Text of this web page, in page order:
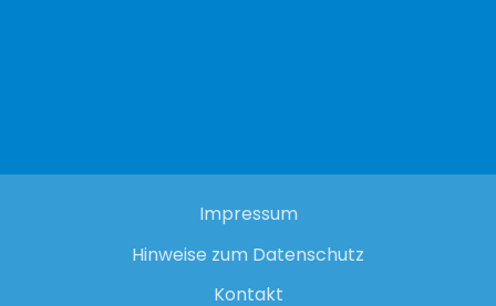
Impressum
Hinweise zum Datenschutz
Kontakt